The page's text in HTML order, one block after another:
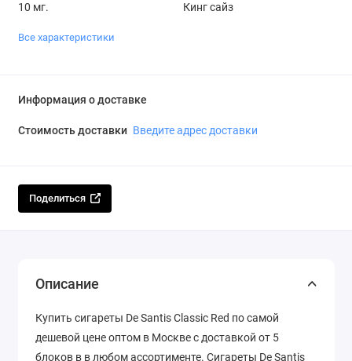
10 мг. Кинг сайз
Все характеристики
Информация о доставке
Стоимость доставки Введите адрес доставки
Поделиться
Описание
Купить сигареты De Santis Classic Red по самой
дешевой цене оптом в Москве с доставкой от 5
блоков в в любом ассортименте. Сигареты De Santis